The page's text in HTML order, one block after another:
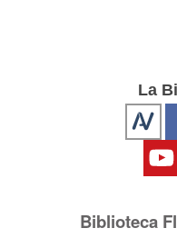
La
Biblioteca